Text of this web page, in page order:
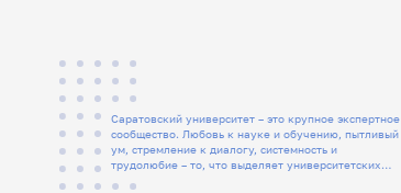
Саратовский университет – это крупное экспертное
сообщество. Любовь к науке и обучению, пытливый
ум, стремление к диалогу, системность и
трудолюбие – то, что выделяет университетских